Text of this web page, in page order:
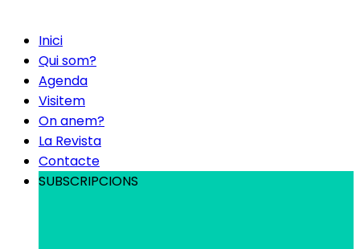
Inici
Qui som?
Agenda
Visitem
On anem?
La Revista
Contacte
SUBSCRIPCIONS